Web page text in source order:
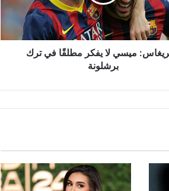
ميسي لا يفكر مطلقًا في ترك
برشلونة